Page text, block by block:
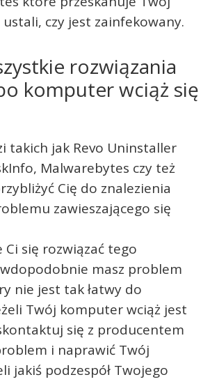
czy jest zainfekowany.
rozwiązania
komputer wciąż się
takich jak Revo Uninstaller
Malwarebytes czy też
Cię do znalezienia
zawieszającego się
Ci się rozwiązać tego
masz problem
nie jest tak łatwy do
Twój komputer wciąż jest
się z producentem
i naprawić Twój
jakiś podzespół Twojego